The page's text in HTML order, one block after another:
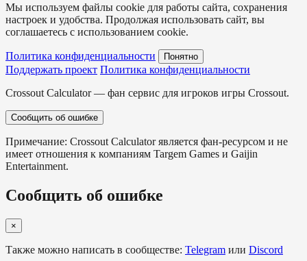
Мы используем файлы cookie для работы сайта, сохранения
настроек и удобства. Продолжая использовать сайт, вы
соглашаетесь с использованием cookie.
Политика конфиденциальности Понятно
Поддержать проект Политика конфиденциальности
Crossout Calculator — фан сервис для игроков игры Crossout.
Сообщить об ошибке
Примечание: Crossout Calculator является фан-ресурсом и не
имеет отношения к компаниям Targem Games и Gaijin
Entertainment.
Сообщить об ошибке
×
Также можно написать в сообществе: Telegram или Discord